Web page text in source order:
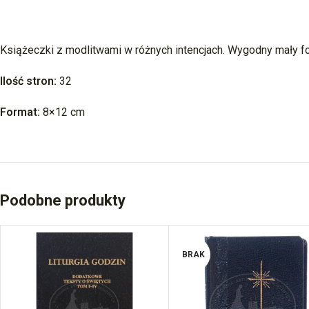
Książeczki z modlitwami w różnych intencjach. Wygodny mały
Ilość stron: 32
Format: 8×12 cm
Podobne produkty
BRAK